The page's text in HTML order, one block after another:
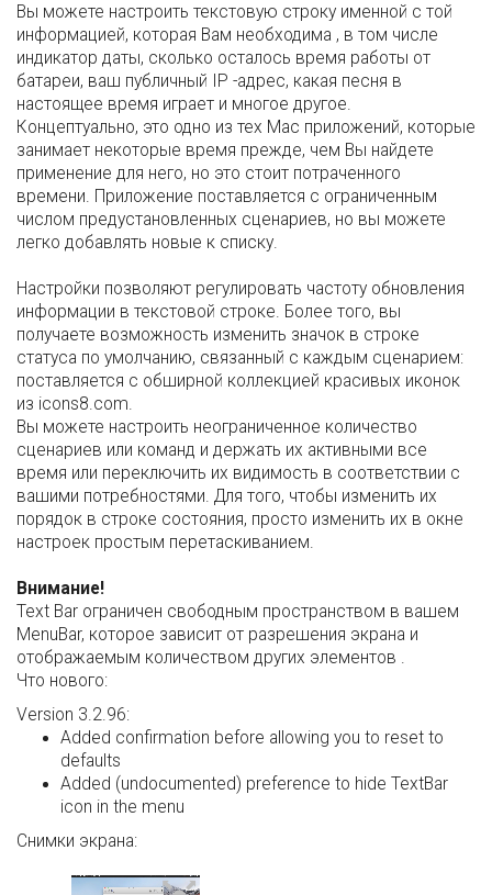
Вы можете настроить текстовую строку именной с той
информацией, которая Вам необходима , в том числе
индикатор даты, сколько осталось время работы от
батареи, ваш публичный IP -адрес, какая песня в
настоящее время играет и многое другое.
Концептуально, это одно из тех Mac приложений, которые
занимает некоторые время прежде, чем Вы найдете
применение для него, но это стоит потраченного
времени. Приложение поставляется с ограниченным
числом предустановленных сценариев, но вы можете
легко добавлять новые к списку.
Настройки позволяют регулировать частоту обновления
информации в текстовой строке. Более того, вы
получаете возможность изменить значок в строке
статуса по умолчанию, связанный с каждым сценарием:
поставляется с обширной коллекцией красивых иконок
из icons8.com.
Вы можете настроить неограниченное количество
сценариев или команд и держать их активными все
время или переключить их видимость в соответствии с
вашими потребностями. Для того, чтобы изменить их
порядок в строке состояния, просто изменить их в окне
настроек простым перетаскиванием.
Внимание!
Text Bar ограничен свободным пространством в вашем
MenuBar, которое зависит от разрешения экрана и
отображаемым количеством других элементов .
Что нового:
Version 3.2.96:
Added confirmation before allowing you to reset to
defaults
Added (undocumented) preference to hide TextBar
icon in the menu
Снимки экрана: